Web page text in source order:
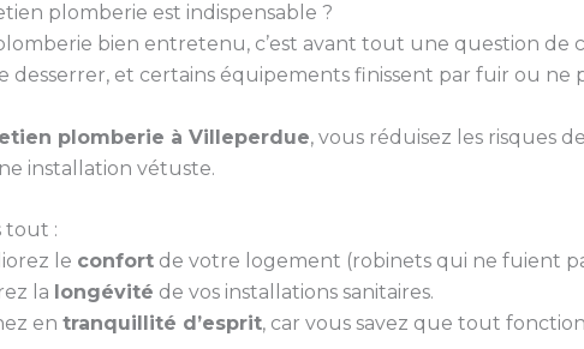
plomberie est indispensable ?
bien entretenu, c’est avant tout une question de
desserrer, et certains équipements finissent par fuir ou
plomberie à Villeperdue, vous réduisez les risques
installation vétuste.
tout :
le confort de votre logement (robinets qui ne fuient
la longévité de vos installations sanitaires.
en tranquillité d’esprit, car vous savez que tout